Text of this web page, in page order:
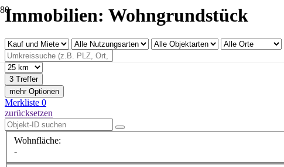
Immobilien: Wohngrundstück
3 Treffer
mehr Optionen
Merkliste 0
zurücksetzen
Wohnfläche:
-